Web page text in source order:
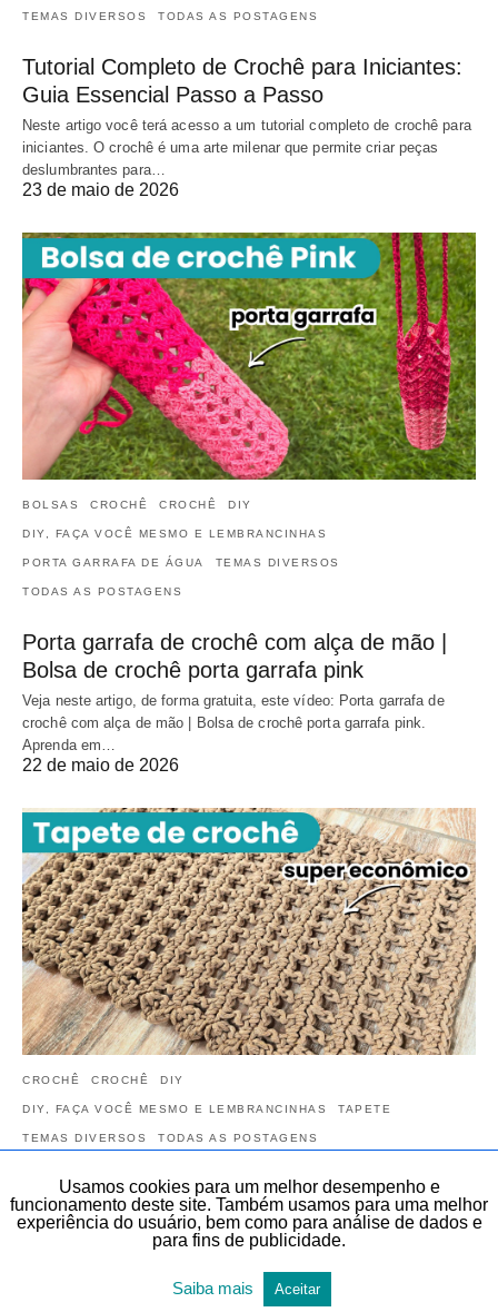
TEMAS DIVERSOS TODAS AS POSTAGENS
Tutorial Completo de Crochê para Iniciantes:
Guia Essencial Passo a Passo
Neste artigo você terá acesso a um tutorial completo de crochê para
iniciantes. O crochê é uma arte milenar que permite criar peças
deslumbrantes para…
23 de maio de 2026
BOLSAS CROCHÊ CROCHÊ DIY
DIY, FAÇA VOCÊ MESMO E LEMBRANCINHAS
PORTA GARRAFA DE ÁGUA TEMAS DIVERSOS
TODAS AS POSTAGENS
Porta garrafa de crochê com alça de mão |
Bolsa de crochê porta garrafa pink
Veja neste artigo, de forma gratuita, este vídeo: Porta garrafa de
crochê com alça de mão | Bolsa de crochê porta garrafa pink.
Aprenda em…
22 de maio de 2026
CROCHÊ CROCHÊ DIY
DIY, FAÇA VOCÊ MESMO E LEMBRANCINHAS TAPETE
TEMAS DIVERSOS TODAS AS POSTAGENS
Tapete de crochê simples e bonito | Tapete
de crochê fácil e rápido em menos de 9
Veja neste artigo, de forma gratuita, este vídeo: Tapete de crochê
simples e bonito. Tapete de crochê fácil e rápido em menos de 9
Usamos cookies para um melhor desempenho e
funcionamento deste site. Também usamos para uma melhor
experiência do usuário, bem como para análise de dados e
para fins de publicidade.
Saiba mais Aceitar